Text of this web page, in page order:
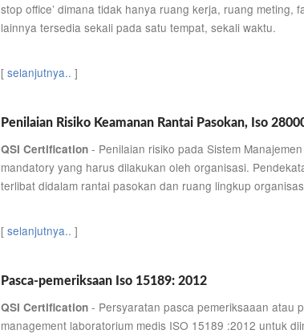
stop office’ dimana tidak hanya ruang kerja, ruang meting,
lainnya tersedia sekali pada satu tempat, sekali waktu.
[ selanjutnya.. ]
Penilaian Risiko Keamanan Rantai Pasokan, Iso
QSI Certification - Penilaian risiko pada Sistem
mandatory yang harus dilakukan oleh organisasi.
terlibat didalam rantai pasokan dan ruang lingkup
[ selanjutnya.. ]
Pasca-pemeriksaan Iso 15189: 2012
QSI Certification - Persyaratan pasca pemeriksaaan atau
management laboratorium medis ISO 15189 :2012 untuk